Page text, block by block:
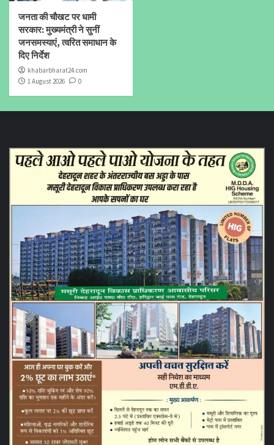
जनता की चौखट पर धामी
सरकार: मुख्यमंत्री ने सुनीं
जनसमस्याएं, त्वरित समाधान के
दिए निर्देश
khabarbharat24.com
1 August 2026
0